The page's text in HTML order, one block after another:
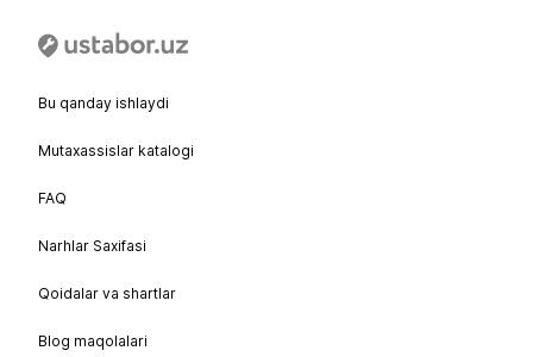
Bu qanday ishlaydi
Mutaxassislar katalogi
FAQ
Narhlar Saxifasi
Qoidalar va shartlar
Blog maqolalari